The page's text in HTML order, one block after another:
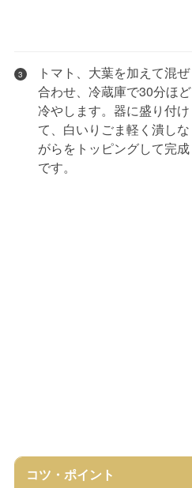
3
トマト、大葉を加えて混ぜ
合わせ、冷蔵庫で30分ほど
冷やします。器に盛り付け
て、白いりごま軽く潰しな
がらをトッピングして完成
です。
コツ・ポイント